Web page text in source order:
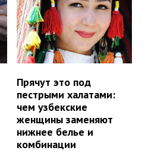
Прячут это под
пестрыми халатами:
чем узбекские
женщины заменяют
нижнее белье и
комбинации